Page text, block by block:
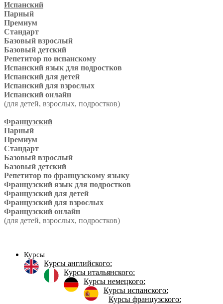
Испанский
Парный
Премиум
Стандарт
Базовый взрослый
Базовый детский
Репетитор по испанскому
Испанский язык для подростков
Испанский для детей
Испанский для взрослых
Испанский онлайн
(для детей, взрослых, подростков)
Французский
Парный
Премиум
Стандарт
Базовый взрослый
Базовый детский
Репетитор по французскому языку
Французский язык для подростков
Французский для детей
Французский для взрослых
Французский онлайн
(для детей, взрослых, подростков)
Курсы
Курсы английского:
Курсы итальянского:
Курсы немецкого:
Курсы испанского:
Курсы французского: